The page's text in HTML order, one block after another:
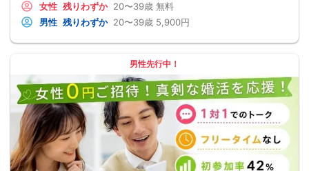
女性 残りわずか 20〜39歳 無料
男性 残りわずか 20〜39歳 5,900円
男性先行中！